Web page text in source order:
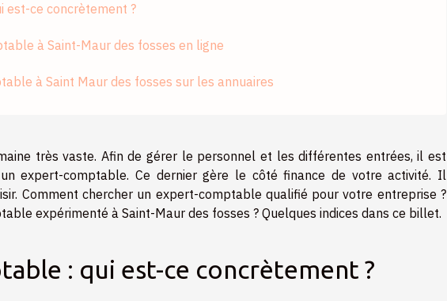
est-ce concrètement ?
à Saint-Maur des fosses en ligne
à Saint Maur des fosses sur les annuaires
très vaste. Afin de gérer le personnel et les différentes entrées, il est
expert-comptable. Ce dernier gère le côté finance de votre activité. Il
Comment chercher un expert-comptable qualifié pour votre entreprise ?
expérimenté à Saint-Maur des fosses ? Quelques indices dans ce billet.
: qui est-ce concrètement ?